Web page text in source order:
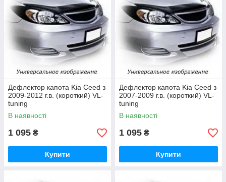
Дефлектор капота Kia Ceed з
2009-2012 г.в. (короткий) VL-
tuning
В наявності
1 095 ₴
Купити
Дефлектор капота Kia Ceed з
2007-2009 г.в. (короткий) VL-
tuning
В наявності
1 095 ₴
Купити